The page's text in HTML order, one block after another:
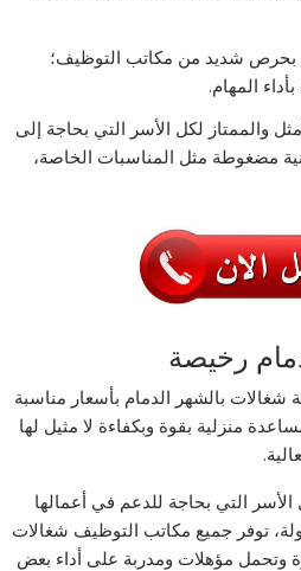
بحرص شديد من مكاتب التوظيف؛
المهام.
والممتاز لكل الأسر التي بحاجة إلى
مضغوطة مثل المناسبات الخاصة،
رخيصة
بالشهر الدمام بأسعار مناسبة
منزلية بقوة وبكفاءة لا مثيل لها
الأسر التي بحاجة للدعم في أعمالها
توفر جميع مكاتب التوظيف شغالات
وتحمل مؤهلات ومدربة على أداء بعض